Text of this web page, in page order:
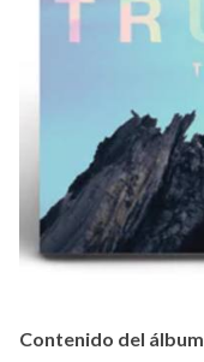
Contenido del álbum